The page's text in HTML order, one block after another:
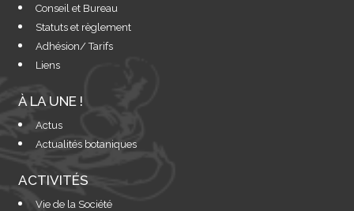
Conseil et Bureau
Statuts et règlement
Adhésion/ Tarifs
Liens
À LA UNE !
Actus
Actualités botaniques
ACTIVITÉS
Vie de la Société